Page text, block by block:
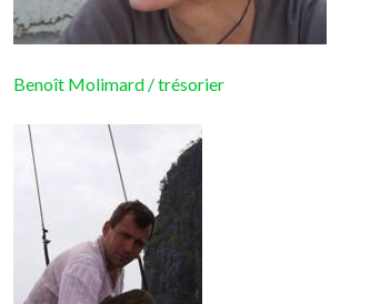
Benoît Molimard / trésorier